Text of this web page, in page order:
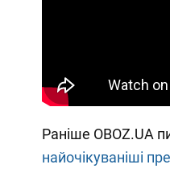
Раніше OBOZ.UA
найочікуваніші